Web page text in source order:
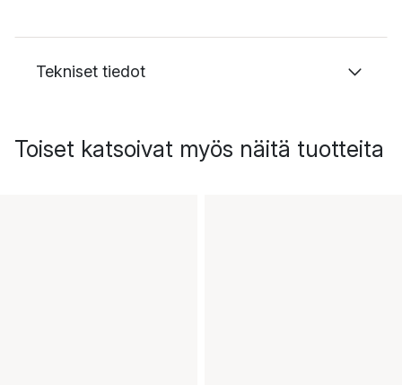
Tekniset tiedot
Toiset katsoivat myös näitä tuotteita